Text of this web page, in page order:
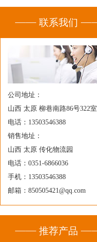
联系我们
公司地址：
山西 太原 柳巷南路86号322室
电话：13503546388
销售地址：
山西 太原 传化物流园
电话：0351-6866036
手机：13503546388
邮箱：850505421@qq.com
推荐产品